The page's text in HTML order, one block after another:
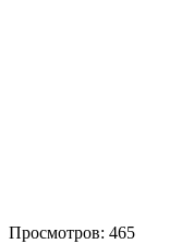
Просмотров: 465